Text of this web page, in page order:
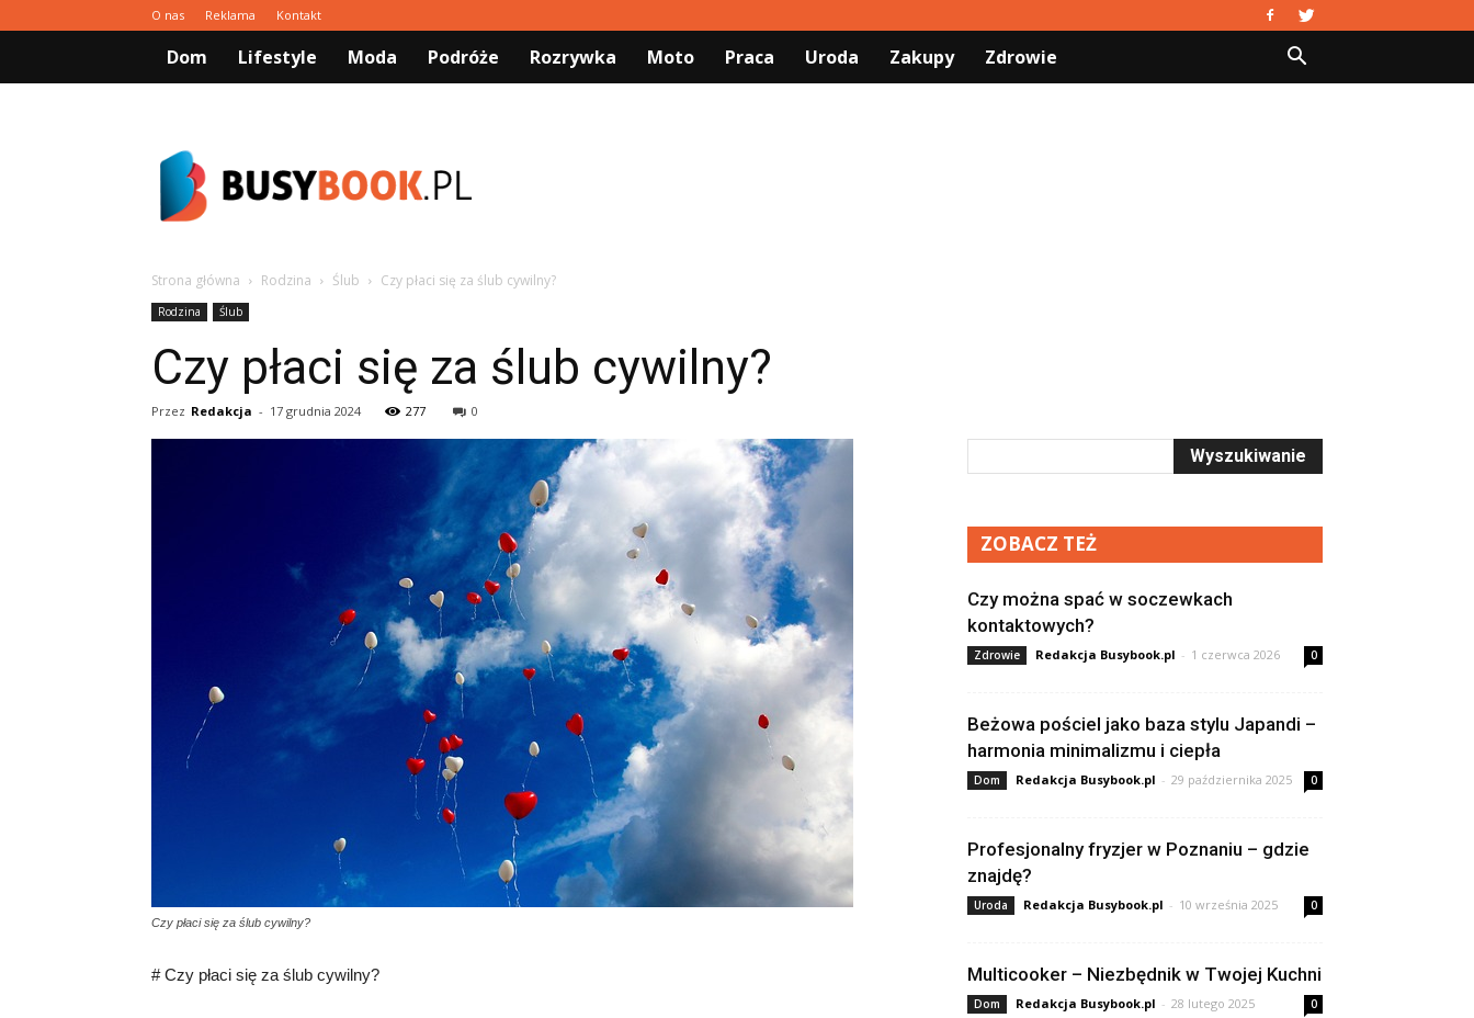
O nas Reklama Kontakt
Dom Lifestyle Moda Podróże Rozrywka Moto Praca Uroda Zakupy Zdrowie
Strona główna Rodzina Ślub Czy płaci się za ślub cywilny?
Rodzina Ślub
Czy płaci się za ślub cywilny?
Przez Redakcja - 17 grudnia 2024 277 0
Czy płaci się za ślub cywilny?
# Czy płaci się za ślub cywilny?
ZOBACZ TEŻ
Czy można spać w soczewkach
kontaktowych?
Zdrowie Redakcja Busybook.pl - 1 czerwca 2026 0
Beżowa pościel jako baza stylu Japandi –
harmonia minimalizmu i ciepła
Dom Redakcja Busybook.pl - 29 października 2025 0
Profesjonalny fryzjer w Poznaniu – gdzie
znajdę?
Uroda Redakcja Busybook.pl - 10 września 2025 0
Multicooker – Niezbędnik w Twojej Kuchni
Dom Redakcja Busybook.pl - 28 lutego 2025 0